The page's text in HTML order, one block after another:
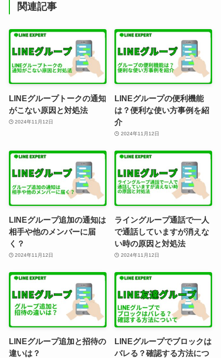
関連記事
LINEグループトークの通知
がこない原因と対処法
2024年11月12日
LINEグループの便利機能
は？便利な使い方事例を紹
介
2024年11月12日
LINEグループ追加の通知は
相手や他のメンバーに届
く？
2024年11月12日
ライングループ通話で一人
で通話していますが消えな
い時の原因と対処法
2024年11月12日
LINEグループ追加と招待の
違いは？
LINEグループでブロックは
バレる？確認する方法につ